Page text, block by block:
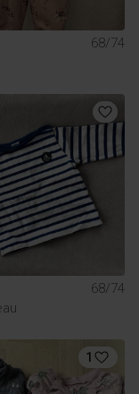
68/74
68/74
1